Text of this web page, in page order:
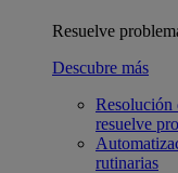
Resuelve
Descubre más
Resolución
resuelve
rutinarias